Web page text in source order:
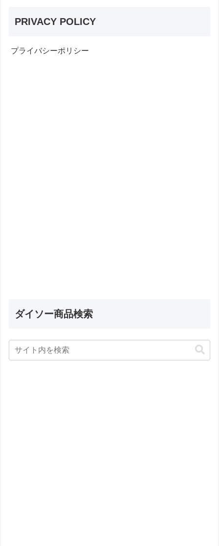
PRIVACY POLICY
プライバシーポリシー
ダイソー商品検索